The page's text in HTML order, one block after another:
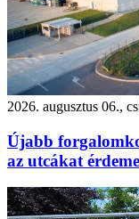
2026. augusztus 06.,
Újabb
az utcákat